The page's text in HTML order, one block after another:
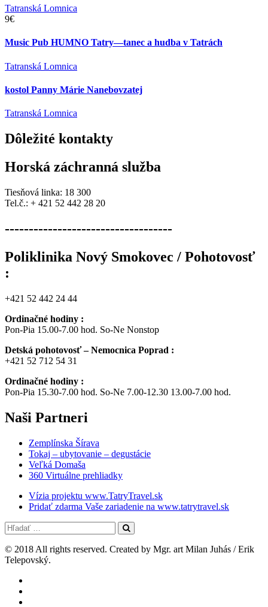
Tatranská Lomnica
9€
Music Pub HUMNO Tatry—tanec a hudba v Tatrách
Tatranská Lomnica
kostol Panny Márie Nanebovzatej
Tatranská Lomnica
Dôležité kontakty
Horská záchranná služba
Tiesňová linka: 18 300
Tel.č.: + 421 52 442 28 20
-----------------------------------
Poliklinika Nový Smokovec / Pohotovosť
:
+421 52 442 24 44
Ordinačné hodiny :
Pon-Pia 15.00-7.00 hod. So-Ne Nonstop
Detská pohotovosť – Nemocnica Poprad :
+421 52 712 54 31
Ordinačné hodiny :
Pon-Pia 15.30-7.00 hod. So-Ne 7.00-12.30 13.00-7.00 hod.
Naši Partneri
Zemplínska Šírava
Tokaj – ubytovanie – degustácie
Veľká Domaša
360 Virtuálne prehliadky
Vízia projektu www.TatryTravel.sk
Pridať zdarma Vaše zariadenie na www.tatrytravel.sk
© 2018 All rights reserved. Created by Mgr. art Milan Juhás / Erik
Telepovský.